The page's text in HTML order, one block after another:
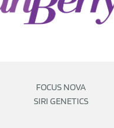
FOCUS NOVA
SIRI GENETICS